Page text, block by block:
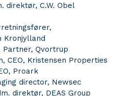
direktør, C.W. Obel
Kronjylland
Partner, Qvortrup
CEO, Kristensen Properties
Proark
director, Newsec
direktør, DEAS Group